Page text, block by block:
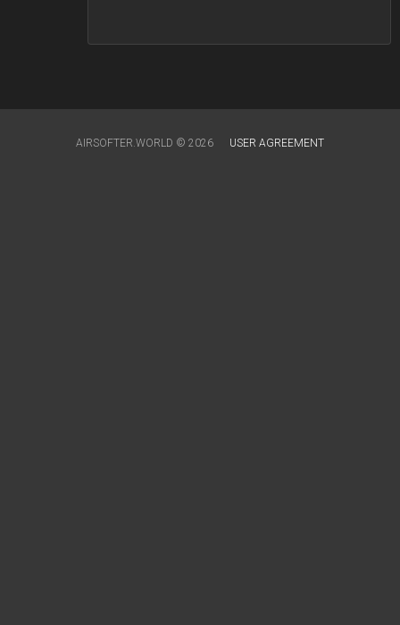
AIRSOFTER.WORLD © 2026 USER AGREEMENT